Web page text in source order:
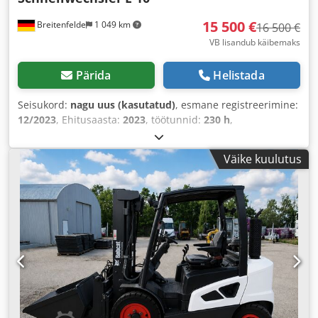
Breitenfelde 1 049 km 15 500 €16 500 €
VB lisandub käibemaks
Pärida Helistada
Seisukord: nagu uus (kasutatud), esmane registreerimine:
12/2023, Ehitusaasta: 2023, töötunnid: 230 h,
Väike kuulutus